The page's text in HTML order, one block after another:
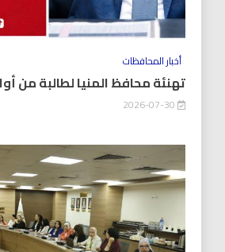
أخبار المحافظات
تهنئة محافظ المنيا لطالبة من